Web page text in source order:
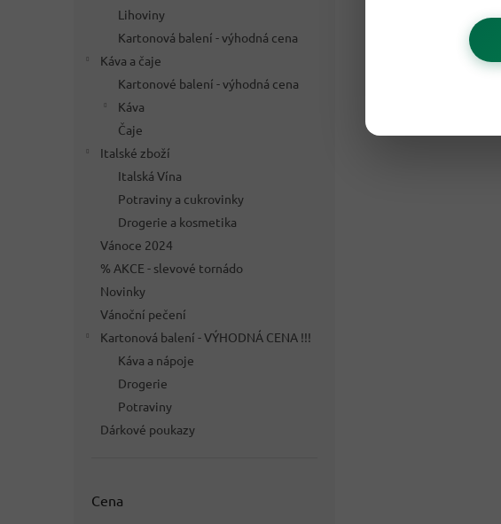
Lihoviny
Kartonová balení - výhodná cena
Káva a čaje
Kartonové balení - výhodná cena
Káva
Čaje
Italské zboží
Italská Vína
Potraviny a cukrovinky
Drogerie a kosmetika
Vánoce 2024
% AKCE - slevové tornádo
Novinky
Vánoční pečení
Kartonová balení - VÝHODNÁ CENA !!!
Káva a nápoje
Drogerie
Potraviny
Dárkové poukazy
Cena